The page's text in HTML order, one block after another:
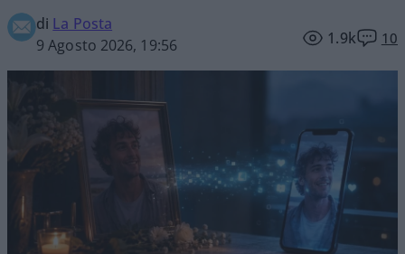
di La Posta
9 Agosto 2026, 19:56
1.9k 10